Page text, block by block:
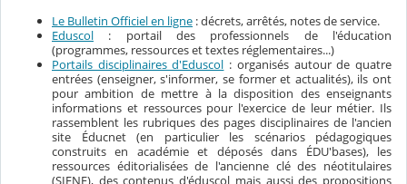
Le Bulletin Officiel en ligne : décrets, arrêtés, notes de service.
Eduscol : portail des professionnels de l'éducation
(programmes, ressources et textes réglementaires...)
Portails disciplinaires d'Eduscol : organisés autour de quatre
entrées (enseigner, s'informer, se former et actualités), ils ont
pour ambition de mettre à la disposition des enseignants
informations et ressources pour l'exercice de leur métier. Ils
rassemblent les rubriques des pages disciplinaires de l'ancien
site Éducnet (en particulier les scénarios pédagogiques
construits en académie et déposés dans ÉDU'bases), les
ressources éditorialisées de l'ancienne clé des néotitulaires
(SIENE), des contenus d'éduscol mais aussi des propositions